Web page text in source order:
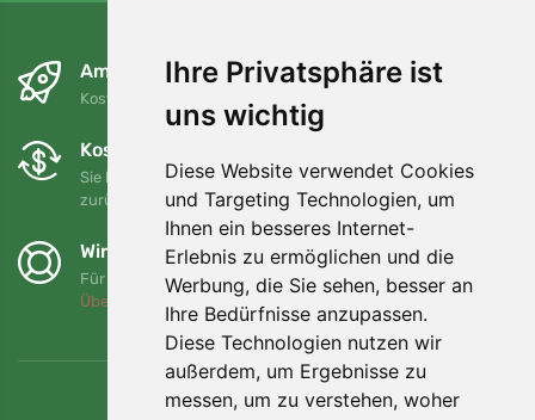
Ihre Privatsphäre ist
uns wichtig
Diese Website verwendet Cookies
und Targeting Technologien, um
Ihnen ein besseres Internet-
Erlebnis zu ermöglichen und die
Werbung, die Sie sehen, besser an
Ihre Bedürfnisse anzupassen.
Diese Technologien nutzen wir
außerdem, um Ergebnisse zu
messen, um zu verstehen, woher
Am nächsten Tag und kostenlos
Kostenloser Versand für Bestellungen über 80 EUR
Kostenloser Umtausch und Rückgabe
Sie können Ihre Bestellung jederzeit innerhalb von 90 Tagen
zurückgeben oder umtauschen.
Wir unterstützen Trees.org
Für jede Bestellung pflanzen wir einen Baum! Mehr lesen
Über uns